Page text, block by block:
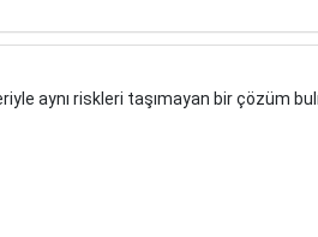
aynı riskleri taşımayan bir çözüm